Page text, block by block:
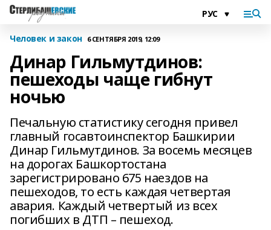
Человек и закон 6 СЕНТЯБРЯ 2019, 12:09
Динар Гильмутдинов:
пешеходы чаще гибнут
ночью
Печальную статистику сегодня привел
главный госавтоинспектор Башкирии
Динар Гильмутдинов. За восемь месяцев
на дорогах Башкортостана
зарегистрировано 675 наездов на
пешеходов, то есть каждая четвертая
авария. Каждый четвертый из всех
погибших в ДТП – пешеход.